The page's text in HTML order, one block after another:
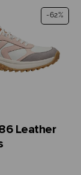
-62%
Leather